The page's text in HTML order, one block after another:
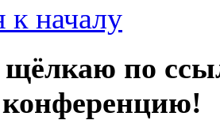
к началу
щёлкаю по